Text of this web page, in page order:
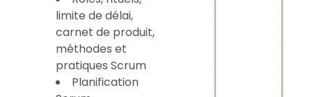
limite de délai,
carnet de produit,
méthodes et
pratiques Scrum
Planification